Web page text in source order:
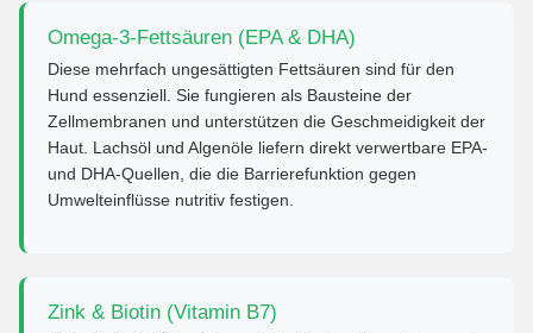
Omega-3-Fettsäuren (EPA & DHA)
Diese mehrfach ungesättigten Fettsäuren sind für den
Hund essenziell. Sie fungieren als Bausteine der
Zellmembranen und unterstützen die Geschmeidigkeit der
Haut. Lachsöl und Algenöle liefern direkt verwertbare EPA-
und DHA-Quellen, die die Barrierefunktion gegen
Umwelteinflüsse nutritiv festigen.
Zink & Biotin (Vitamin B7)